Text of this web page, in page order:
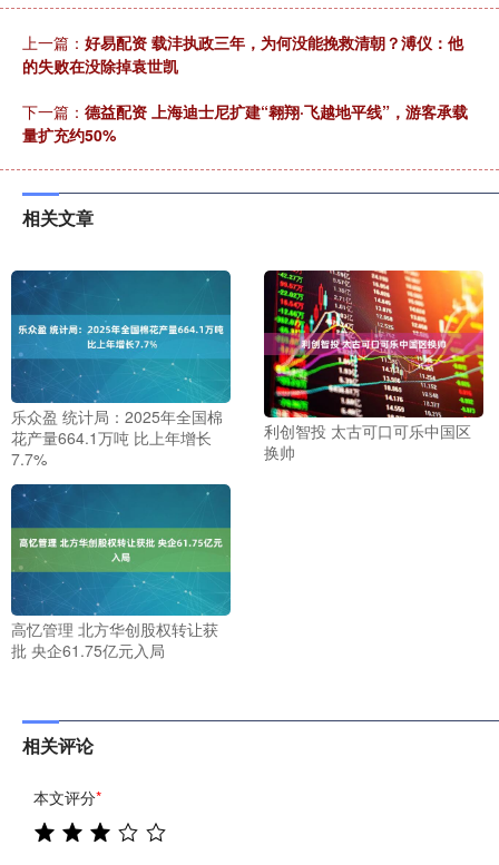
上一篇： 好易配资 载沣执政三年，为何没能挽救清朝？溥仪：他
的失败在没除掉袁世凯
下一篇： 德益配资 上海迪士尼扩建“翱翔·飞越地平线”，游客承载
量扩充约50%
相关文章
乐众盈 统计局：2025年全国棉
花产量664.1万吨 比上年增长
7.7%
利创智投 太古可口可乐中国区
换帅
高忆管理 北方华创股权转让获
批 央企61.75亿元入局
相关评论
本文评分*